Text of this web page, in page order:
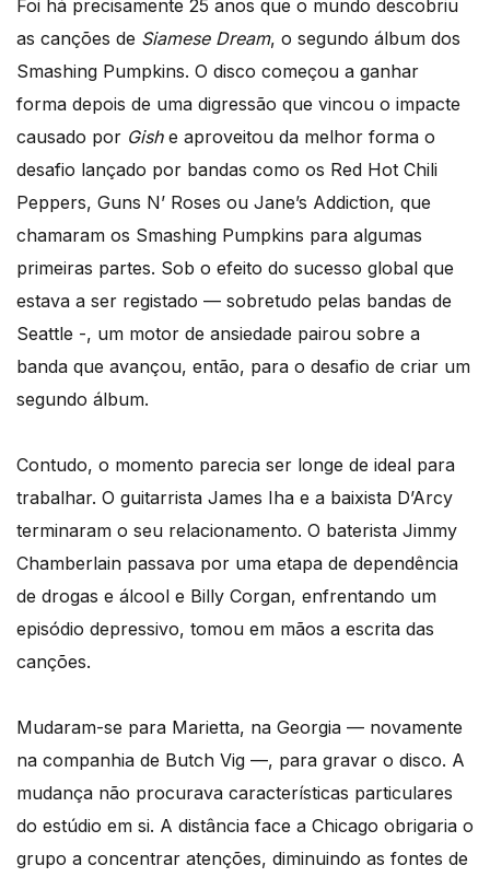
Foi há precisamente 25 anos que o mundo descobriu
as canções de Siamese Dream, o segundo álbum dos
Smashing Pumpkins. O disco começou a ganhar
forma depois de uma digressão que vincou o impacte
causado por Gishe aproveitou da melhor forma o
desafio lançado por bandas como os Red Hot Chili
Peppers, Guns N’ Roses ou Jane’s Addiction, que
chamaram os Smashing Pumpkins para algumas
primeiras partes. Sob o efeito do sucesso global que
estava a ser registado — sobretudo pelas bandas de
Seattle -, um motor de ansiedade pairou sobre a
banda que avançou, então, para o desafio de criar um
segundo álbum.
Contudo, o momento parecia ser longe de ideal para
trabalhar. O guitarrista James Iha e a baixista D’Arcy
terminaram o seu relacionamento. O baterista Jimmy
Chamberlain passava por uma etapa de dependência
de drogas e álcool e Billy Corgan, enfrentando um
episódio depressivo, tomou em mãos a escrita das
canções.
Mudaram-se para Marietta, na Georgia — novamente
na companhia de Butch Vig —, para gravar o disco. A
mudança não procurava características particulares
do estúdio em si. A distância face a Chicago obrigaria o
grupo a concentrar atenções, diminuindo as fontes de